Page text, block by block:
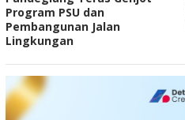
Program PSU dan
Pembangunan Jalan
Lingkungan